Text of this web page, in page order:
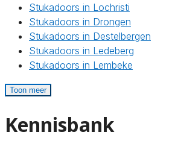
Stukadoors in Lochristi
Stukadoors in Drongen
Stukadoors in Destelbergen
Stukadoors in Ledeberg
Stukadoors in Lembeke
Toon meer
Kennisbank